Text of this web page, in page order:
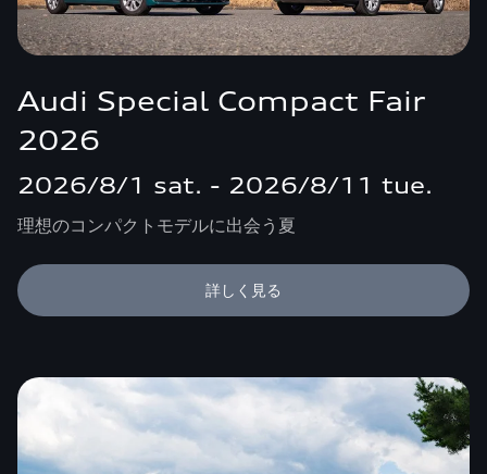
Audi Special Compact Fair
2026
2026/8/1 sat. - 2026/8/11 tue.
理想のコンパクトモデルに出会う夏
詳しく見る